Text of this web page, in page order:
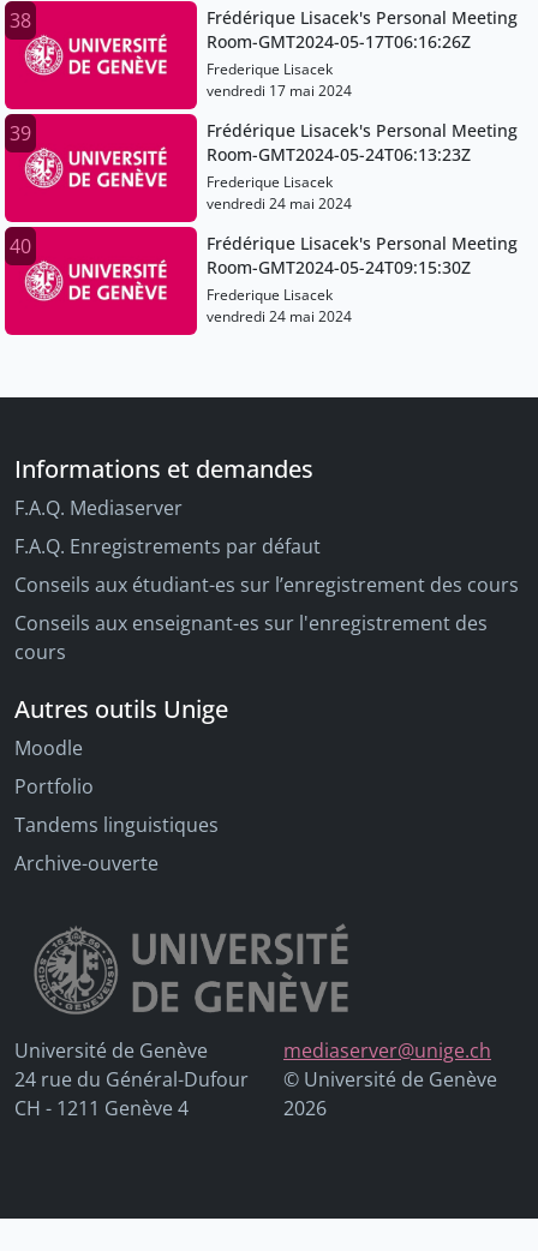
38
Frédérique Lisacek's Personal Meeting
Room-GMT2024-05-17T06:16:26Z
Frederique Lisacek
vendredi 17 mai 2024
39
Frédérique Lisacek's Personal Meeting
Room-GMT2024-05-24T06:13:23Z
Frederique Lisacek
vendredi 24 mai 2024
40
Frédérique Lisacek's Personal Meeting
Room-GMT2024-05-24T09:15:30Z
Frederique Lisacek
vendredi 24 mai 2024
Informations et demandes
F.A.Q. Mediaserver
F.A.Q. Enregistrements par défaut
Conseils aux étudiant-es sur l’enregistrement des cours
Conseils aux enseignant-es sur l'enregistrement des
cours
Autres outils Unige
Moodle
Portfolio
Tandems linguistiques
Archive-ouverte
Université de Genève
24 rue du Général-Dufour
CH - 1211 Genève 4
mediaserver@unige.ch
© Université de Genève
2026